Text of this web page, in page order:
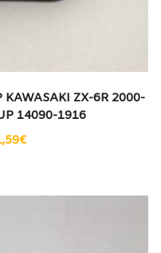
KAWASAKI ZX-6R 2000-
14090-1916
€